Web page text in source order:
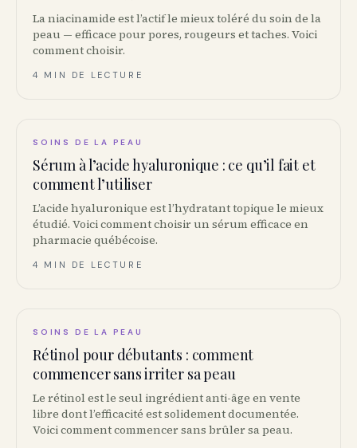
La niacinamide est l’actif le mieux toléré du soin de la
peau — efficace pour pores, rougeurs et taches. Voici
comment choisir.
4 MIN DE LECTURE
SOINS DE LA PEAU
Sérum à l’acide hyaluronique : ce qu’il fait et
comment l’utiliser
L’acide hyaluronique est l’hydratant topique le mieux
étudié. Voici comment choisir un sérum efficace en
pharmacie québécoise.
4 MIN DE LECTURE
SOINS DE LA PEAU
Rétinol pour débutants : comment
commencer sans irriter sa peau
Le rétinol est le seul ingrédient anti-âge en vente
libre dont l’efficacité est solidement documentée.
Voici comment commencer sans brûler sa peau.